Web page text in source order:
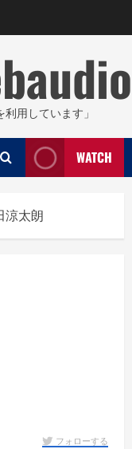
用しています」
WATCH
涼太朗
フォローする